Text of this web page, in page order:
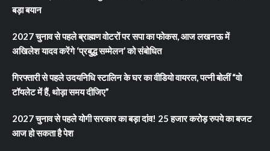
बड़ा बयान
2027 चुनाव से पहले ब्राह्मण वोटरों पर सपा का फोकस, आज लखनऊ में
अखिलेश यादव करेंगे ‘प्रबुद्ध सम्मेलन’ को संबोधित
गिरफ्तारी से पहले उदयनिधि स्टालिन के घर का वीडियो वायरल, पत्नी बोलीं “वो
टॉयलेट में हैं, थोड़ा समय दीजिए”
2027 चुनाव से पहले योगी सरकार का बड़ा दांव! 25 हजार करोड़ रुपये का बजट
आज हो सकता है पेश